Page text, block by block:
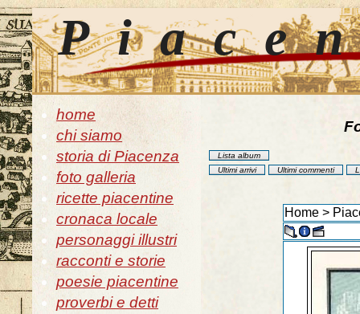
home
chi siamo
storia di Piacenza
foto galleria
ricette piacentine
cronaca locale
personaggi illustri
racconti e storie
poesie piacentine
proverbi e detti
Lista album
Ultimi arrivi
Ultimi commenti
Home >